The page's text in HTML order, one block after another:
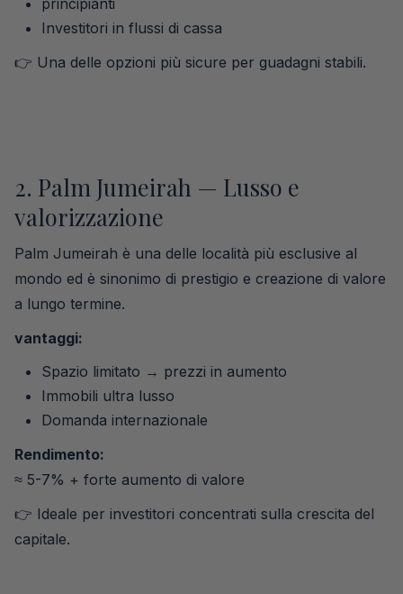
principianti
Investitori in flussi di cassa
👉 Una delle opzioni più sicure per guadagni stabili.
2. Palm Jumeirah — Lusso e
valorizzazione
Palm Jumeirah è una delle località più esclusive al
mondo ed è sinonimo di prestigio e creazione di valore
a lungo termine.
vantaggi:
Spazio limitato → prezzi in aumento
Immobili ultra lusso
Domanda internazionale
Rendimento:
≈ 5-7% + forte aumento di valore
👉 Ideale per investitori concentrati sulla crescita del
capitale.